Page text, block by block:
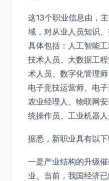
这13个职业信息由，
域，对从业人员知识
具体包括：人工智能
技术人员、大数据工
术人员、数字化管理
电子竞技运营师、电
农业经理人、物联网
统操作员、工业机器人
据悉，新职业具有以下
一是产业结构的升级
业。当前，我国经济